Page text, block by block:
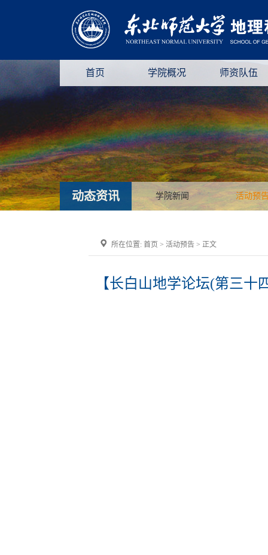
首页 学院概况 师资队伍
动态资讯 学院新闻 活动预
所在位置: 首页 > 活动预告 > 正文
【长白山地学论坛(第三十